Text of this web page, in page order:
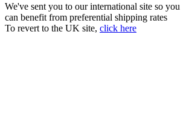
We've sent you to our international site so you
can benefit from preferential shipping rates
To revert to the UK site, click here